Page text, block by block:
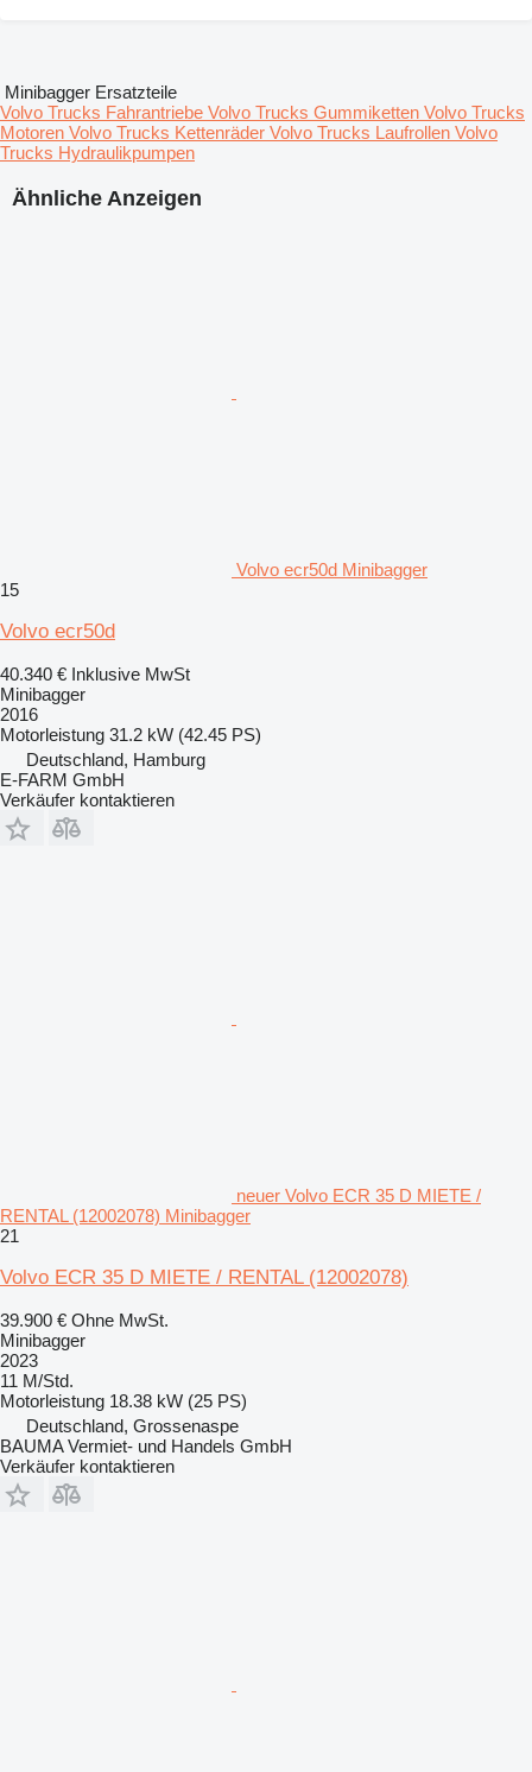
Ähnliche Anzeigen
Volvo ecr50d Minibagger
15
Volvo ecr50d
40.340 € Inklusive MwSt
Minibagger
2016
Motorleistung 31.2 kW (42.45 PS)
Deutschland, Hamburg
E-FARM GmbH
Verkäufer kontaktieren
neuer Volvo ECR 35 D MIETE /
RENTAL (12002078) Minibagger
21
Volvo ECR 35 D MIETE / RENTAL (12002078)
39.900 € Ohne MwSt.
Minibagger
2023
11 M/Std.
Motorleistung 18.38 kW (25 PS)
Deutschland, Grossenaspe
BAUMA Vermiet- und Handels GmbH
Verkäufer kontaktieren
Minibagger Ersatzteile
Volvo Trucks Fahrantriebe Volvo Trucks Gummiketten Volvo Trucks
Motoren Volvo Trucks Kettenräder Volvo Trucks Laufrollen Volvo
Trucks Hydraulikpumpen